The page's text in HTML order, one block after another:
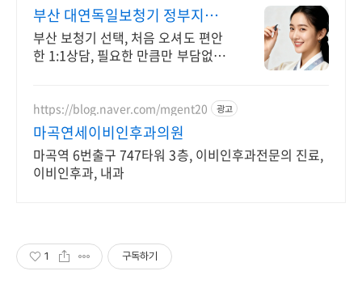
부산 대연독일보청기 정부지원
보청기 지정업체
부산 보청기 선택, 처음 오셔도 편안
한 1:1상담, 필요한 만큼만 부담없이
https://blog.naver.com/mgent20 광고
마곡연세이비인후과의원
마곡역 6번출구 747타워 3층, 이비인후과전문의 진료,
이비인후과, 내과
1 구독하기